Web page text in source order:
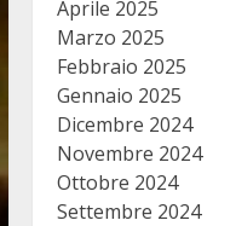
Aprile 2025
Marzo 2025
Febbraio 2025
Gennaio 2025
Dicembre 2024
Novembre 2024
Ottobre 2024
Settembre 2024